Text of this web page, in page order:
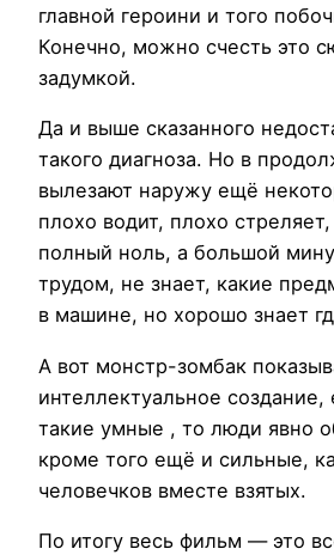
главной героини и того
Конечно, можно счесть это
задумкой.
Да и выше сказанного
такого диагноза. Но в
вылезают наружу ещё
плохо водит, плохо
полный ноль, а большой
трудом, не знает, какие
в машине, но хорошо знает
А вот монстр-зомбак
интеллектуальное создание,
такие умные , то люди явно
кроме того ещё и сильные,
человечков вместе взятых.
По итогу весь фильм — это